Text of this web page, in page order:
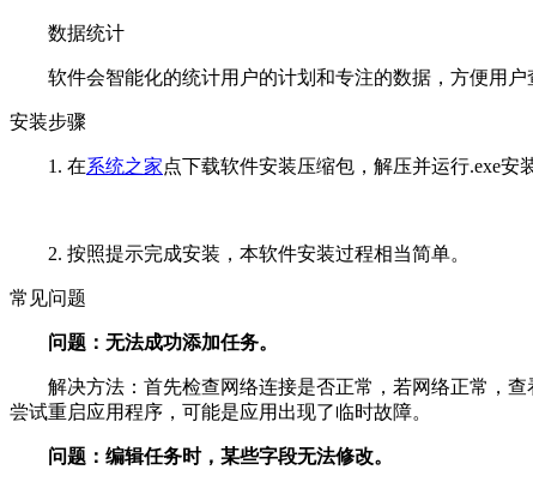
数据统计
软件会智能化的统计用户的计划和专注的数据，方便用户
安装步骤
1. 在系统之家点下载软件安装压缩包，解压并运行.exe安
2. 按照提示完成安装，本软件安装过程相当简单。
常见问题
问题：无法成功添加任务。
解决方法：首先检查网络连接是否正常，若网络正常，查
尝试重启应用程序，可能是应用出现了临时故障。
问题：编辑任务时，某些字段无法修改。